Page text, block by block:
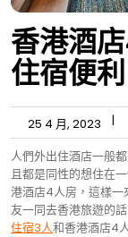
香港酒
住宿便利
25 4 月, 2023 |
人們外出住酒店一般
且都是同性的想住在
港酒店4人房，這樣一
友一同去香港旅遊的
住宿3人和香港酒店4